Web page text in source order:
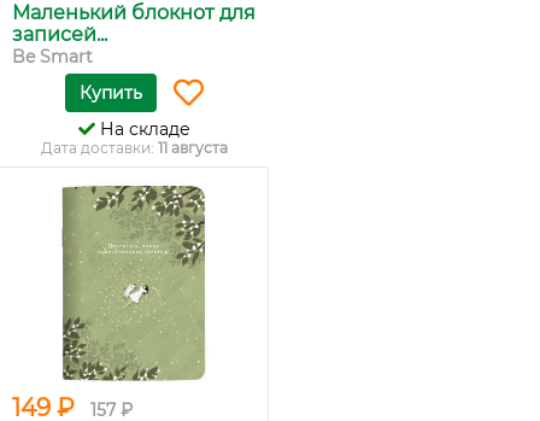
Маленький блокнот для
записей...
Be Smart
Купить
На складе
Дата доставки: 11 августа
149 ₽ 157 ₽